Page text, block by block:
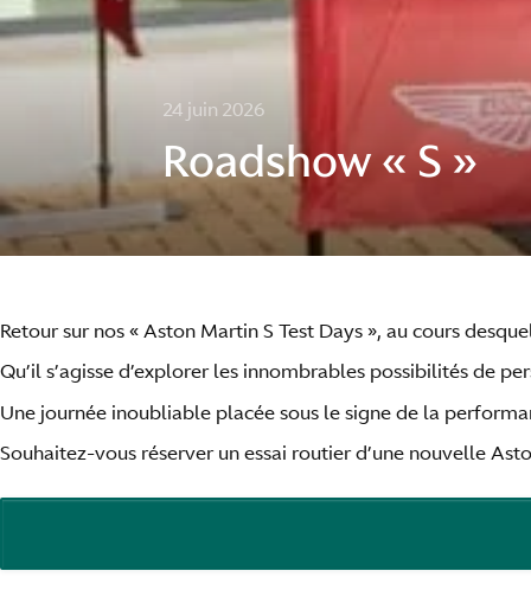
24 juin 2026
Roadshow « S »
Retour sur nos « Aston Martin S Test Days », au cours
Qu’il s’agisse d’explorer les innombrables possibilités de
Une journée inoubliable placée sous le signe de la
Souhaitez-vous réserver un essai routier d’une nouvelle